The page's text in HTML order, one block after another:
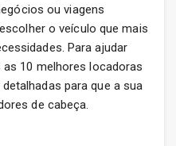
ou viagens
o veículo que mais
Para ajudar
10 melhores locadoras
para que a sua
de cabeça.